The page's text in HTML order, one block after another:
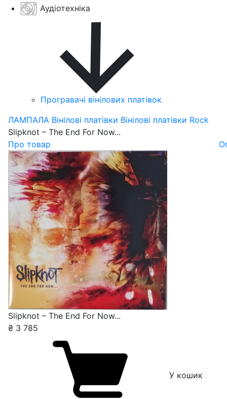
Аудіотехніка
Програвачі вінілових платівок
ЛАМПАЛА Вінілові платівки Вінілові платівки Rock
Slipknot – The End For Now...
Про товар
Slipknot – The End For Now...
₴ 3 785
У кошик